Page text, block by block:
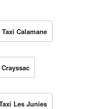
Taxi Calamane
Les Junies